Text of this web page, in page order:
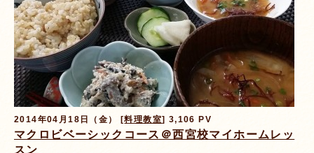
2014年04月18日（金） [料理教室] 3,106 PV
マクロビベーシックコース＠西宮校マイホームレッ
スン